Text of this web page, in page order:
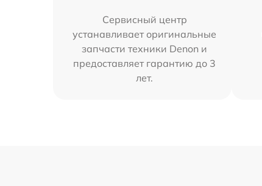
Сервисный центр
устанавливает оригинальные
запчасти техники Denon и
предоставляет гарантию до 3
лет.